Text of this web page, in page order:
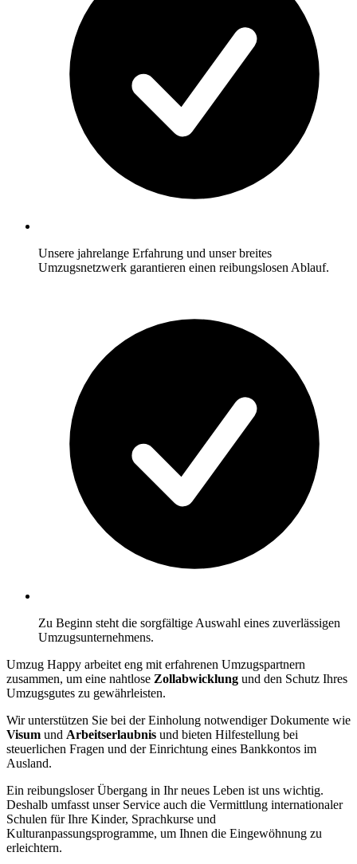
Unsere jahrelange Erfahrung und unser breites
Umzugsnetzwerk garantieren einen reibungslosen Ablauf.
Zu Beginn steht die sorgfältige Auswahl eines zuverlässigen
Umzugsunternehmens.
Umzug Happy arbeitet eng mit erfahrenen Umzugspartnern
zusammen, um eine nahtlose Zollabwicklung und den Schutz Ihres
Umzugsgutes zu gewährleisten.
Wir unterstützen Sie bei der Einholung notwendiger Dokumente wie
Visum und Arbeitserlaubnis und bieten Hilfestellung bei
steuerlichen Fragen und der Einrichtung eines Bankkontos im
Ausland.
Ein reibungsloser Übergang in Ihr neues Leben ist uns wichtig.
Deshalb umfasst unser Service auch die Vermittlung internationaler
Schulen für Ihre Kinder, Sprachkurse und
Kulturanpassungsprogramme, um Ihnen die Eingewöhnung zu
erleichtern.